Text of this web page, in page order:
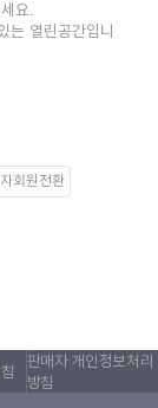
요.
는 열린공간입니
회원전환
판매자 개인정보처리
방침